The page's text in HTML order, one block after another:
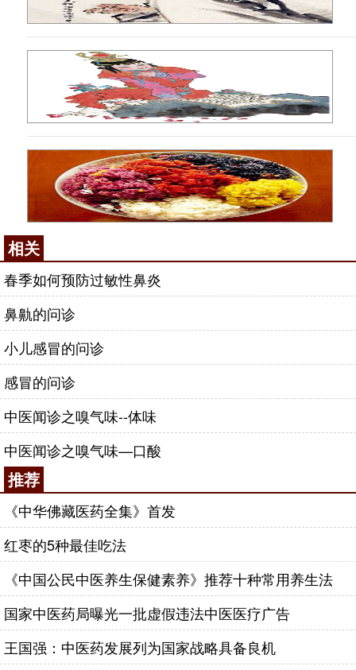
相关
春季如何预防过敏性鼻炎
鼻鼽的问诊
小儿感冒的问诊
感冒的问诊
中医闻诊之嗅气味--体味
中医闻诊之嗅气味—口酸
推荐
《中华佛藏医药全集》首发
红枣的5种最佳吃法
《中国公民中医养生保健素养》推荐十种常用养生法
国家中医药局曝光一批虚假违法中医医疗广告
王国强：中医药发展列为国家战略具备良机